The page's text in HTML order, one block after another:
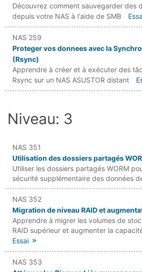
Découvrez comment sauvegarder des
depuis votre NAS à l'aide de SMB
NAS 259
Proteger vos donnees avec la
(Rsync)
Apprendre à créer et à exécuter des
Rsync sur un NAS ASUSTOR distant
Niveau: 3
NAS 351
Utilisation des dossiers partagés
Utiliser les dossiers partagés WORM
sécurité supplémentaire des données
NAS 352
Migration de niveau RAID et
Apprendre à migrer les volumes de
RAID supérieur et augmenter la
Essai
NAS 353